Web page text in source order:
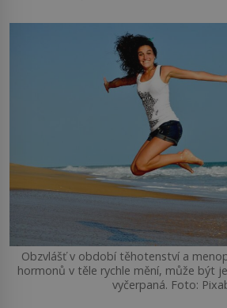
Obzvlášť v období těhotenství a
hormonů v těle rychle mění, může být
vyčerpaná. Foto: